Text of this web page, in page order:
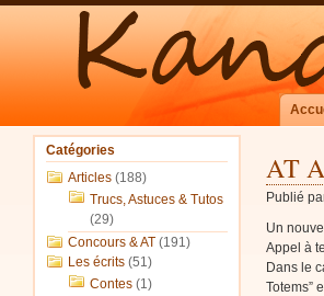
Catégories
Articles(188)
Trucs, Astuces & Tutos
(29)
Concours & AT(191)
Les écrits(51)
Contes(1)
AT
Publié
Un
Appel à
Dans le
Totems”